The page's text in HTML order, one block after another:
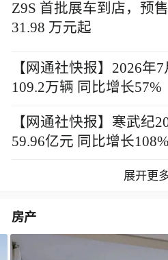
Z9S 首批展车到店，预售
31.98 万元起
【网通社快报】2026年
109.2万辆 同比增长57%
【网通社快报】寒武纪
59.96亿元 同比增长108%
展开更
房产